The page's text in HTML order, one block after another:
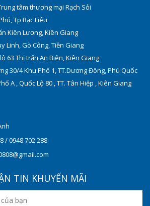
tâm thương mại Rạch Sỏi
Tp Bạc Liêu
Kiên Lương, Kiên Giang
Linh, Gò Công, Tiền Giang
63 Thị trấn An Biên, Kiên Giang
30/4 Khu Phố 1, TT.Dương Đông, Phú Quốc
A , Quốc Lộ 80 , TT. Tân Hiệp , Kiên Giang
/ 0948 702 288
TIN KHUYẾN MÃI